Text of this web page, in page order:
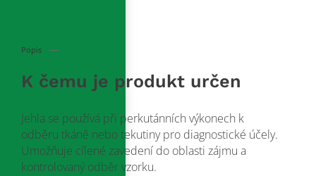
Popis
K čemu je produkt určen
Jehla se používá při perkutánních výkonech k
odběru tkáně nebo tekutiny pro diagnostické účely.
Umožňuje cílené zavedení do oblasti zájmu a
kontrolovaný odběr vzorku.